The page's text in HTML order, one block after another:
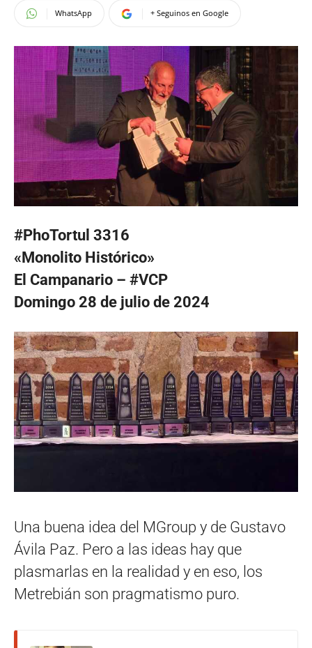
WhatsApp + Seguinos en Google
#PhoTortul 3316
«Monolito Histórico»
El Campanario – #VCP
Domingo 28 de julio de 2024
Una buena idea del MGroup y de Gustavo
Ávila Paz. Pero a las ideas hay que
plasmarlas en la realidad y en eso, los
Metrebián son pragmatismo puro.